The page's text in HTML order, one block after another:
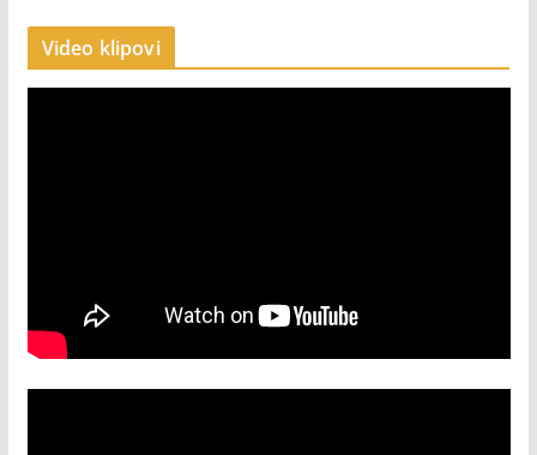
Video klipovi